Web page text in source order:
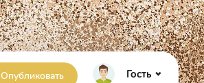
Опубликовать Гость